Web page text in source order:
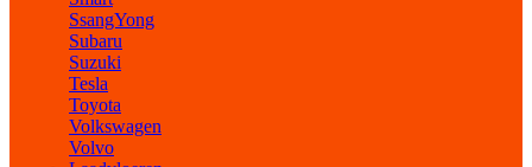
SsangYong
Subaru
Suzuki
Tesla
Toyota
Volkswagen
Volvo